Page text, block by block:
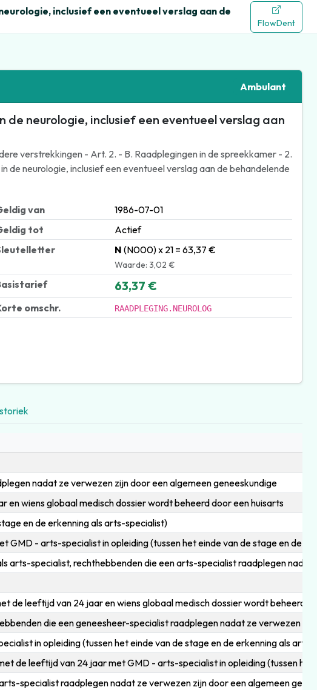
inclusief een eventueel verslag aan de
FlowDent
Ambulant
neurologie, inclusief een eventueel verslag aan
verstrekkingen - Art. 2. - B. Raadplegingen in de spreekkamer - 2.
neurologie, inclusief een eventueel verslag aan de behandelende
van
1986-07-01
tot
Actief
N (N000) x 21 = 63,37 €
Waarde: 3,02 €
63,37 €
omschr. RAADPLEGING.NEUROLOG
nadat ze verwezen zijn door een algemeen geneeskundige
wiens globaal medisch dossier wordt beheerd door een huisarts
en de erkenning als arts-specialist)
- arts-specialist in opleiding (tussen het einde van de stage en de
arts-specialist, rechthebbenden die een arts-specialist raadplegen
de leeftijd van 24 jaar en wiens globaal medisch dossier wordt beheerd
die een geneesheer-specialist raadplegen nadat ze verwezen
in opleiding (tussen het einde van de stage en de erkenning als arts-
de leeftijd van 24 jaar met GMD - arts-specialist in opleiding (tussen
specialist raadplegen nadat ze verwezen zijn door een algemeen